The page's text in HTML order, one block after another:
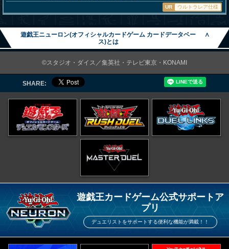
UR
ウルトラレア仕様
遊戯王ニューロン(オフィシャルカードゲーム カードデータベー
ス)とは
∧
©スタジオ・ダイス／集英社・テレビ東京・KONAMI
SHARE:
遊戯王カードゲーム公式サポートア
プリ
デュエリストをサポートする便利な機能が満載！！